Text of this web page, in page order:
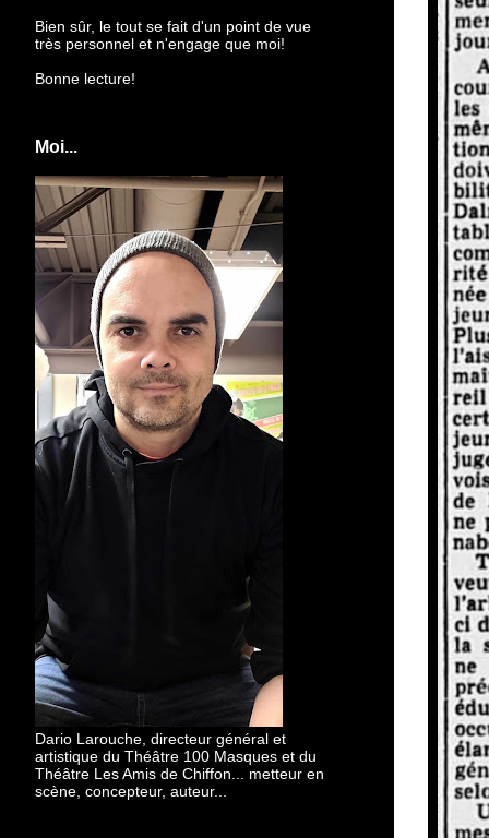
Bien sûr, le tout se fait d'un point de vue
très personnel et n'engage que moi!
Bonne lecture!
Moi...
Dario Larouche, directeur général et
artistique du Théâtre 100 Masques et du
Théâtre Les Amis de Chiffon... metteur en
scène, concepteur, auteur...